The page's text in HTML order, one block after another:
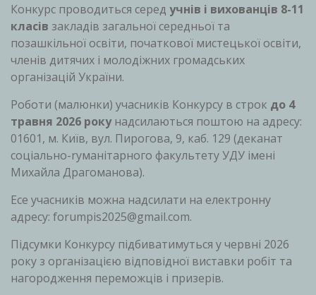
Конкурс проводиться серед учнів і вихованців 8-11
класів закладів загальної середньої та
позашкільної освіти, початкової мистецької освіти,
членів дитячих і молодіжних громадських
організацій України.
Роботи (малюнки) учасників Конкурсу в строк до 4
травня 2026 рокунадсилаються поштою на адресу:
01601, м. Київ, вул. Пирогова, 9, каб. 129 (деканат
соцiально-ryманiтарного факультету УДУ iмeнi
Михайла Драгоманова).
Есе учасникiв можна надсилати на електронну
адресу: forumpis2025@gmail.cоm.
Пiдсумки Конкурсу пiдбиватимуться у червнi 2026
року з органiзацiєю вiдповiдної виставки робiт та
нагородження переможцiв i призерiв.